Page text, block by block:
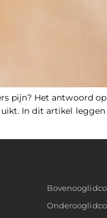
pijn? Het antwoord op
In dit artikel leggen